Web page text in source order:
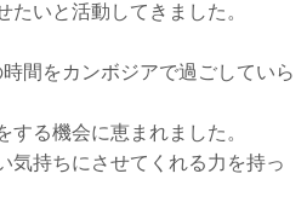
いと活動してきました。
間をカンボジアで過ごしていら
る機会に恵まれました。
気持ちにさせてくれる力を持っ